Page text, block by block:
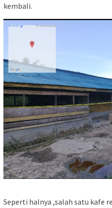
kembali.
Seperti halnya ,salah satu kafe